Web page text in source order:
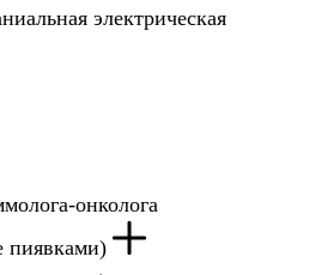
электрическая
онколога
пиявками)